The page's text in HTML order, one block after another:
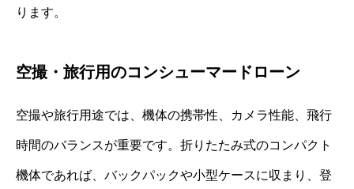
ります。
空撮・旅行用のコンシューマードローン
空撮や旅行用途では、機体の携帯性、カメラ性能、飛行
時間のバランスが重要です。折りたたみ式のコンパクト
機体であれば、バックパックや小型ケースに収まり、登